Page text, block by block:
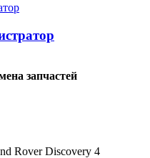
запчастей
Rover Discovery 4